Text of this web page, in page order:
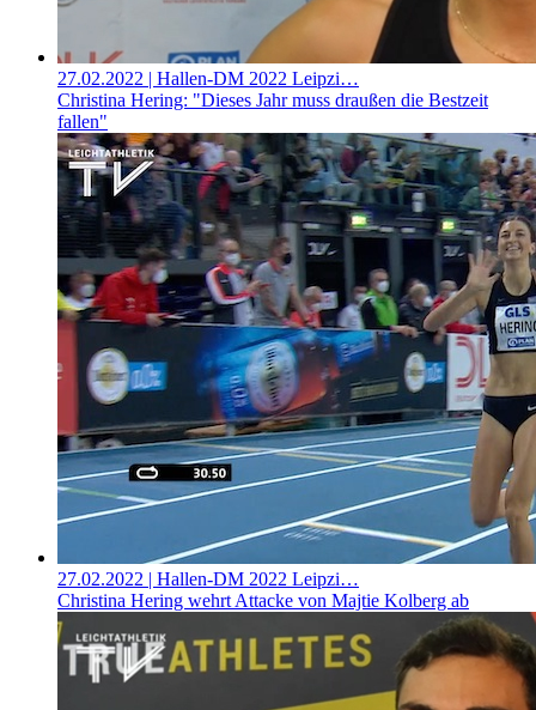
27.02.2022 | Hallen-DM 2022 Leipzi…
Christina Hering: "Dieses Jahr muss draußen die Bestzeit
fallen"
27.02.2022 | Hallen-DM 2022 Leipzi…
Christina Hering wehrt Attacke von Majtie Kolberg ab